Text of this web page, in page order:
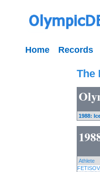
Home Records
The
1988:
Athlete